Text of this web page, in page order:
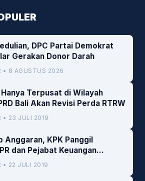
DPC Partai Demokrat
Gerakan Donor Darah
• 8 AGUSTUS 2026
Terpusat di Wilayah
Bali Akan Revisi Perda RTRW
• 23 JULI 2019
Anggaran, KPK Panggil
dan Pejabat Keuangan
• 22 JULI 2019